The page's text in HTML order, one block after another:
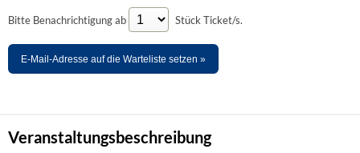
Bitte Benachrichtigung ab Stück Ticket/s.
E-Mail-Adresse auf die Warteliste setzen »
Veranstaltungsbeschreibung